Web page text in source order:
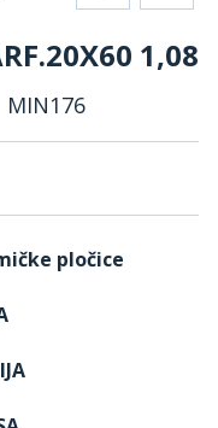
1,08
MIN176
pločice